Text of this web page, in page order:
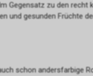
Gegensatz zu den recht
und gesunden Früchte
schon andersfarbige